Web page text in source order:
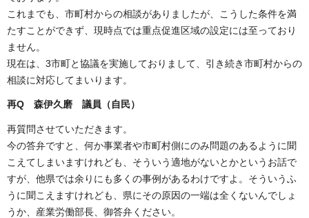
これまでも、市町村からの相談がありましたが、こうした条件を満
たすことができず、現時点では重点促進区域の設定には至っており
ません。
現在は、3市町と協議を実施しておりまして、引き続き市町村からの
相談に対応してまいります。
再Q 森伊久磨 議員（自民）
再質問させていただきます。
今の答弁ですと、何か事業者や市町村側にのみ問題のあるように聞
こえてしまいますけれども、そういう適地がないとかというお話で
すが、他県では余りにも多くの事例があるわけですよ。そういうふ
うに聞こえますけれども、県にその原因の一端は全くないんでしょ
うか、産業労働部長、御答弁ください。